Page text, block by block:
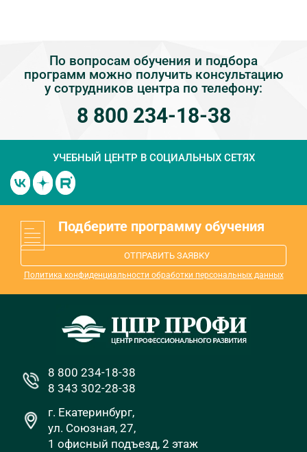
По вопросам обучения и подбора
программ можно получить консультацию
у сотрудников центра по телефону:
8 800 234-18-38
УЧЕБНЫЙ ЦЕНТР В СОЦИАЛЬНЫХ СЕТЯХ
Подберите программу обучения
ОТПРАВИТЬ ЗАЯВКУ
Политика конфиденциальности обработки персональных данных
8 800 234-18-38
8 343 302-28-38
г. Екатеринбург,
ул. Союзная, 27,
1 офисный подъезд, 2 этаж